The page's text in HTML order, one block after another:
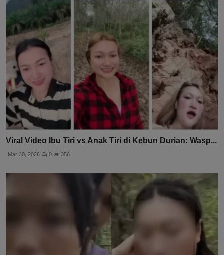
Viral Video Ibu Tiri vs Anak Tiri di Kebun Durian: Wasp...
Mar 30, 2026 0 356